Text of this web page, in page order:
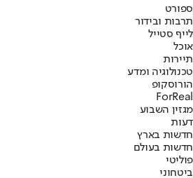
ספורט
תרבות ובידור
לייף סטייל
אוכל
תיירות
טכנולוגיה ומדע
הורוסקופ
ForReal
מגזין השבוע
דעות
חדשות בארץ
חדשות בעולם
פוליטי
ביטחוני